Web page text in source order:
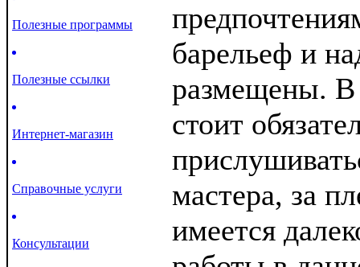
Полезные программы
Полезные ссылки
Интернет-магазин
Справочные услуги
Консультации
барельеф и
размещены. В
стоит
мастера, за
имеется